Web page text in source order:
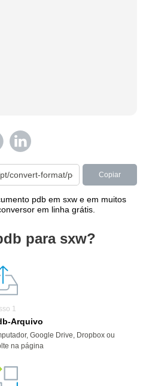
Copiar
pdb em sxw e em muitos
em linha grátis.
para sxw?
1
Arquivo
Google Drive, Dropbox ou
na página